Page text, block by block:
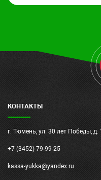
КОНТАКТЫ
г. Тюмень, ул. 30 лет Победы, д.
+7 (3452) 79-99-25
kassa-yukka@yandex.ru